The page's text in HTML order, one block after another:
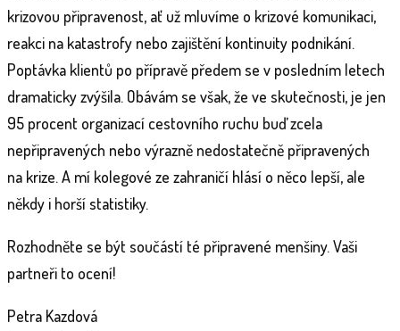
krizovou připravenost, ať už mluvíme o krizové komunikaci,
reakci na katastrofy nebo zajištění kontinuity podnikání.
Poptávka klientů po přípravě předem se v posledním letech
dramaticky zvýšila. Obávám se však, že ve skutečnosti, je jen
95 procent organizací cestovního ruchu buď zcela
nepřipravených nebo výrazně nedostatečně připravených
na krize. A mí kolegové ze zahraničí hlásí o něco lepší, ale
někdy i horší statistiky.
Rozhodněte se být součástí té připravené menšiny. Vaši
partneři to ocení!
Petra Kazdová